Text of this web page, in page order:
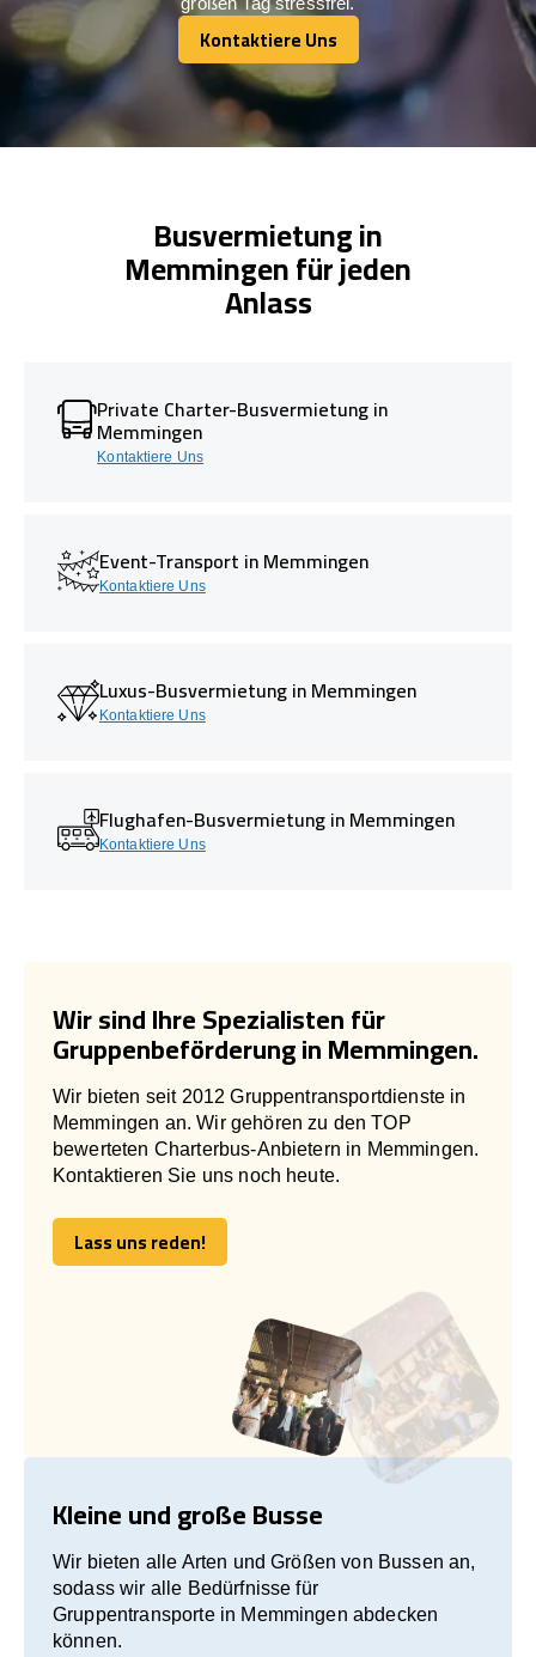
Kontaktiere Uns
Kontaktiere Uns
Busvermietung in
Memmingen für jeden
Anlass
Private Charter-Busvermietung in
Memmingen
Kontaktiere Uns
Event-Transport in Memmingen
Kontaktiere Uns
Luxus-Busvermietung in Memmingen
Kontaktiere Uns
Flughafen-Busvermietung in Memmingen
Kontaktiere Uns
Wir sind Ihre Spezialisten für
Gruppenbeförderung in Memmingen.
Wir bieten seit 2012 Gruppentransportdienste in
Memmingen an. Wir gehören zu den TOP
bewerteten Charterbus-Anbietern in Memmingen.
Kontaktieren Sie uns noch heute.
Lass uns reden!
Lass uns reden!
Kleine und große Busse
Wir bieten alle Arten und Größen von Bussen an,
sodass wir alle Bedürfnisse für
Gruppentransporte in Memmingen abdecken
können.